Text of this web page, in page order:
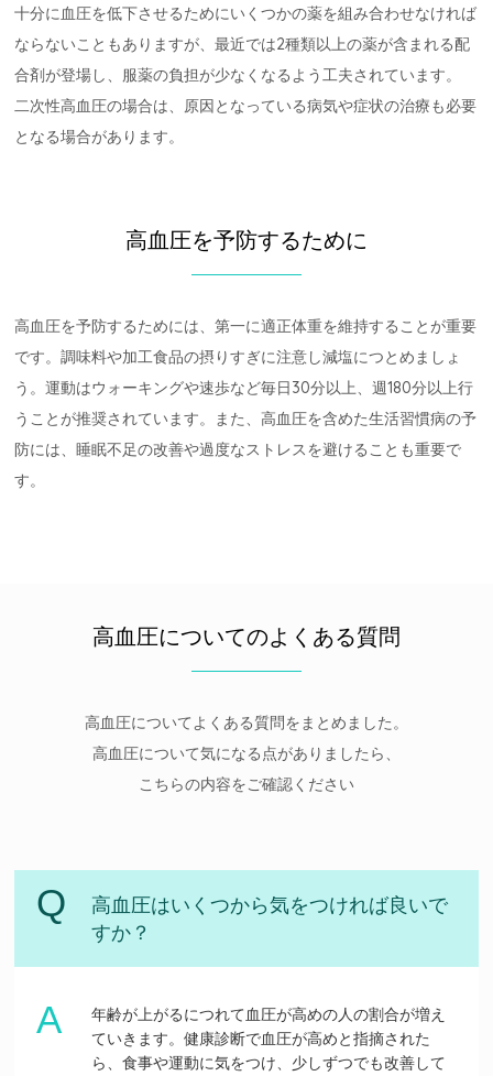
十分に血圧を低下させるためにいくつかの薬を組み合わせなければ
ならないこともありますが、最近では2種類以上の薬が含まれる配
合剤が登場し、服薬の負担が少なくなるよう工夫されています。
二次性高血圧の場合は、原因となっている病気や症状の治療も必要
となる場合があります。
高血圧を予防するために
高血圧を予防するためには、第一に適正体重を維持することが重要
です。調味料や加工食品の摂りすぎに注意し減塩につとめましょ
う。運動はウォーキングや速歩など毎日30分以上、週180分以上行
うことが推奨されています。また、高血圧を含めた生活習慣病の予
防には、睡眠不足の改善や過度なストレスを避けることも重要で
す。
高血圧についてのよくある質問
高血圧についてよくある質問をまとめました。
高血圧について気になる点がありましたら、
こちらの内容をご確認ください
高血圧はいくつから気をつければ良いで
すか？
年齢が上がるにつれて血圧が高めの人の割合が増え
ていきます。健康診断で血圧が高めと指摘された
ら、食事や運動に気をつけ、少しずつでも改善して